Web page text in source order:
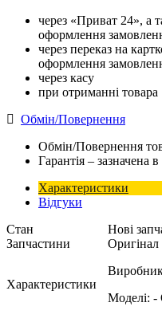
через «Приват 24», а
оформлення
через переказ на
оформлення
через касу
при отриманні товара
Обмін/Повернення
Обмін/Повернення
Гарантія – зазначена
Характеристики
Відгуки
Стан
Нові
Запчастини
Оригінал
Характеристики
Моделі: -